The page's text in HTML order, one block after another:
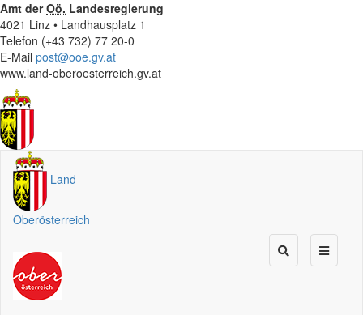
Amt derOö. Landesregierung
4021 Linz • Landhausplatz 1
Telefon (+43 732) 77 20-0
E-Mail post@ooe.gv.at
www.land-oberoesterreich.gv.at
Land
Oberösterreich